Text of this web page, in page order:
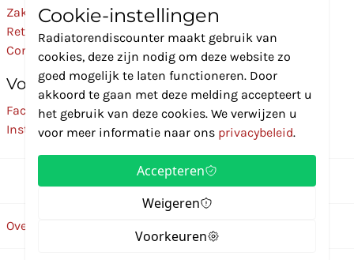
Zakelijk
Retourneren
Contact
Volg Ons
Facebook
Instagram
Over ons
Cookie-instellingen
Radiatorendiscounter maakt gebruik van
cookies, deze zijn nodig om deze website zo
goed mogelijk te laten functioneren. Door
akkoord te gaan met deze melding accepteert u
het gebruik van deze cookies. We verwijzen u
voor meer informatie naar ons privacybeleid.
Accepteren
Weigeren
Voorkeuren